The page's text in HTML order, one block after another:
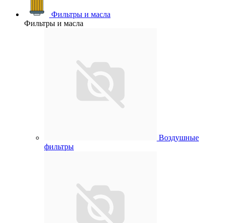
Фильтры и масла
Фильтры и масла
Воздушные
фильтры